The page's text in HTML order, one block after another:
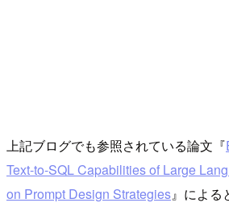
上記ブログでも参照されている論文『
Text-to-SQL Capabilities of Large
on Prompt Design Strategies』による